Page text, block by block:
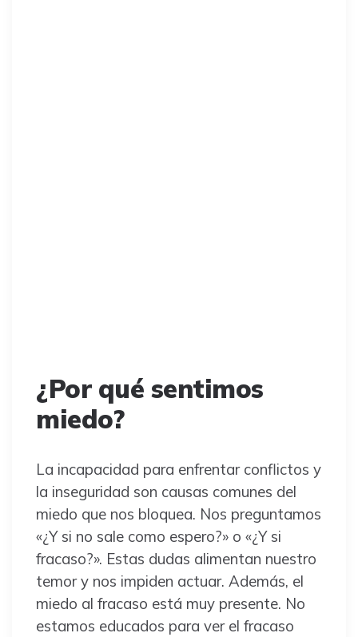
¿Por qué sentimos
miedo?
La incapacidad para enfrentar conflictos y
la inseguridad son causas comunes del
miedo que nos bloquea. Nos preguntamos
«¿Y si no sale como espero?» o «¿Y si
fracaso?». Estas dudas alimentan nuestro
temor y nos impiden actuar. Además, el
miedo al fracaso está muy presente. No
estamos educados para ver el fracaso